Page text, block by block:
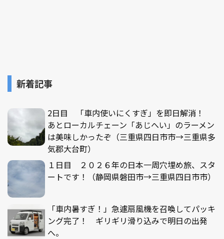
新着記事
2日目 「車内使いにくすぎ」を即日解消！
あとローカルチェーン「あじへい」のラーメン
は美味しかったぞ（三重県四日市市→三重県多
気郡大台町）
１日目 ２０２６年の日本一周穴埋め旅、スタ
ートです！（静岡県磐田市→三重県四日市市）
「車内暑すぎ！」急遽扇風機を召喚してパッキ
ング完了！ ギリギリ滑り込みで明日の出発
へ。